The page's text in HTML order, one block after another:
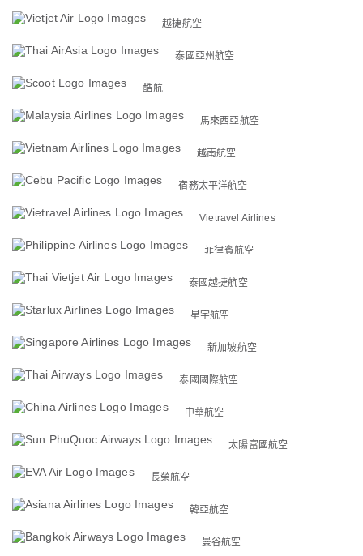
越捷航空
泰國亞州航空
酷航
馬來西亞航空
越南航空
宿務太平洋航空
Vietravel Airlines
菲律賓航空
泰國越捷航空
星宇航空
新加坡航空
泰國國際航空
中華航空
太陽富國航空
長榮航空
韓亞航空
曼谷航空